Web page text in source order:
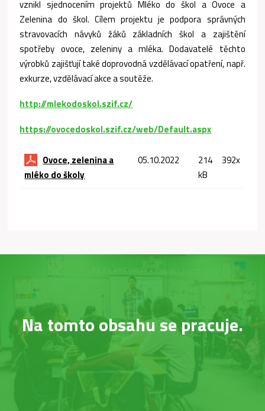
vznikl sjednocením projektů Mléko do škol a Ovoce a
Zelenina do škol. Cílem projektu je podpora správných
stravovacích návyků žáků základních škol a zajištění
spotřeby ovoce, zeleniny a mléka. Dodavatelé těchto
výrobků zajišťují také doprovodná vzdělávací opatření, např.
exkurze, vzdělávací akce a soutěže.
http://mlekodoskol.szif.cz/
https://ovocedoskol.szif.cz/web/Default.aspx
Ovoce, zelenina a
mléko do školy
05.10.2022
214
kB
392x
Na tomto obsahu se pracuje.